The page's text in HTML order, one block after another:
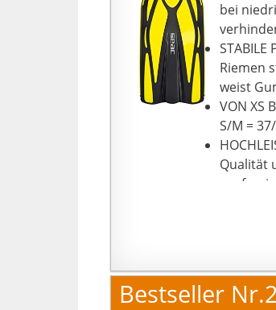
bei
Riemen
weist
VON XS
S/M =
Qualität
Bestseller Nr.2